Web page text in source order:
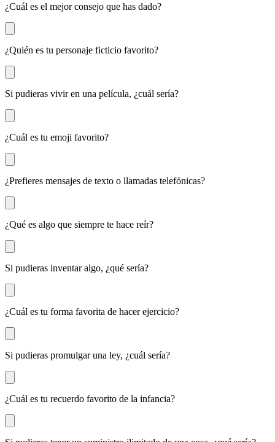
¿Cuál es el mejor consejo que has dado?
¿Quién es tu personaje ficticio favorito?
Si pudieras vivir en una película, ¿cuál sería?
¿Cuál es tu emoji favorito?
¿Prefieres mensajes de texto o llamadas telefónicas?
¿Qué es algo que siempre te hace reír?
Si pudieras inventar algo, ¿qué sería?
¿Cuál es tu forma favorita de hacer ejercicio?
Si pudieras promulgar una ley, ¿cuál sería?
¿Cuál es tu recuerdo favorito de la infancia?